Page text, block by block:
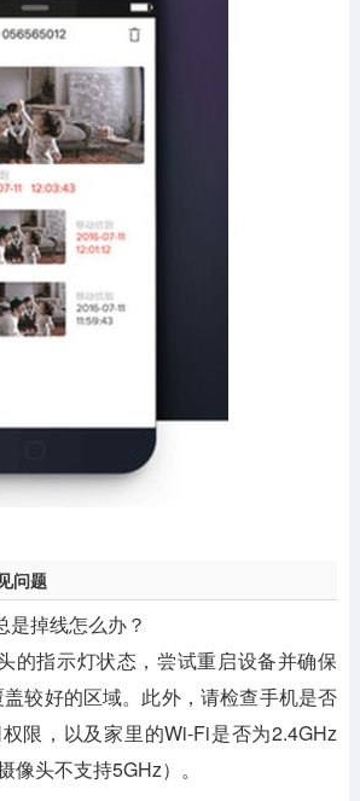
问题
是掉线怎么办？
的指示灯状态，尝试重启设备并确保
较好的区域。此外，请检查手机是否
限，以及家里的Wi-Fi是否为2.4GHz
像头不支持5GHz）。